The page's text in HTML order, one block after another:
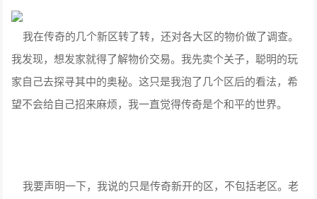
我在传奇的几个新区转了转，还对各大区的物价做了调查。
我发现，想发家就得了解物价交易。我先卖个关子，聪明的玩
家自己去探寻其中的奥秘。这只是我泡了几个区后的看法，希
望不会给自己招来麻烦，我一直觉得传奇是个和平的世界。
我要声明一下，我说的只是传奇新开的区，不包括老区。老